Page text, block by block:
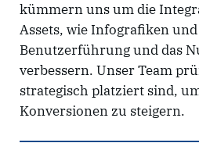
kümmern uns um die
Assets, wie Infografiken
Benutzerführung und das
verbessern. Unser Team
strategisch platziert sind,
Konversionen zu steigern.